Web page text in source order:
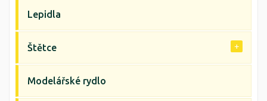
Lepidla
Štětce
Modelářské rydlo